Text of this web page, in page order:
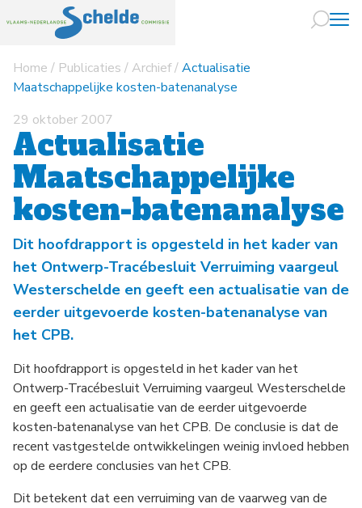
Home / Publicaties /Archief/Actualisatie
Maatschappelijke kosten-batenanalyse
29 oktober 2007
Actualisatie
Maatschappelijke
kosten-batenanalyse
Dit hoofdrapport is opgesteld in het kader van
het Ontwerp-Tracébesluit Verruiming vaargeul
Westerschelde en geeft een actualisatie van de
eerder uitgevoerde kosten-batenanalyse van
het CPB.
Dit hoofdrapport is opgesteld in het kader van het
Ontwerp-Tracébesluit Verruiming vaargeul Westerschelde
en geeft een actualisatie van de eerder uitgevoerde
kosten-batenanalyse van het CPB. De conclusie is dat de
recent vastgestelde ontwikkelingen weinig invloed hebben
op de eerdere conclusies van het CPB.
Dit betekent dat een verruiming van de vaarweg van de